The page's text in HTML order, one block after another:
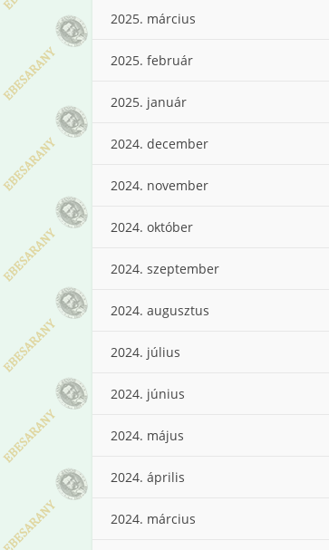
2025. március
2025. február
2025. január
2024. december
2024. november
2024. október
2024. szeptember
2024. augusztus
2024. július
2024. június
2024. május
2024. április
2024. március